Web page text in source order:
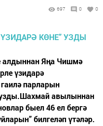
697 0 0
алдыннан Яңа Чишмә
үзидарә
парларын
авылыннан
быел 46 ел бергә
билгеләп үтәләр.